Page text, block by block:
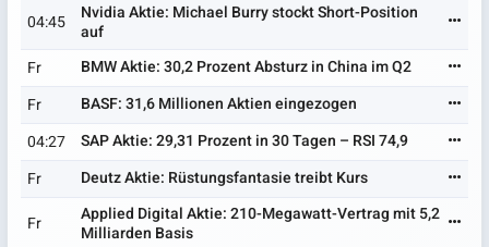
04:45
Nvidia Aktie: Michael Burry stockt Short-Position
auf
Fr
BMW Aktie: 30,2 Prozent Absturz in China im Q2
Fr
BASF: 31,6 Millionen Aktien eingezogen
04:27
SAP Aktie: 29,31 Prozent in 30 Tagen – RSI 74,9
Fr
Deutz Aktie: Rüstungsfantasie treibt Kurs
Fr
Applied Digital Aktie: 210-Megawatt-Vertrag mit 5,2
Milliarden Basis